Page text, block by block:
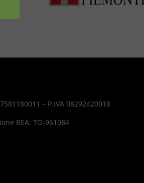
– P.IVA 08292420018
REA: TO-961084